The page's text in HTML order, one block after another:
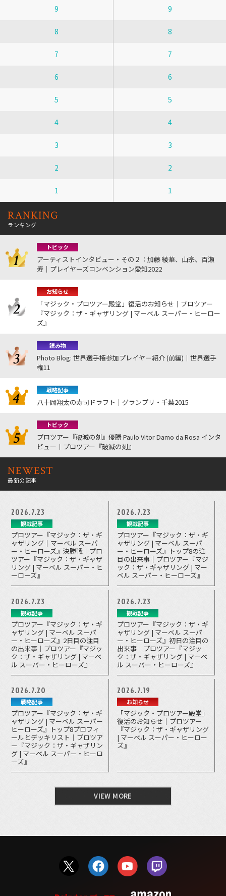
9 9
8 8
7 7
6 6
5 5
4 4
3 3
2 2
1 1
RANKING
ランキング
トピック
アーティストインタビュー・その２：加藤 綾華、山宗、百瀬
寿｜プレイヤーズコンベンション愛知2022
お知らせ
「マジック・プロツアー殿堂」復活のお知らせ｜プロツアー
『マジック：ザ・ギャザリング | マーベル スーパー・ヒーロー
ズ』
読み物
Photo Blog: 世界選手権参加プレイヤー紹介 (前編)｜世界選手
権11
戦略記事
八十岡翔太の寿司ドラフト｜グランプリ・千葉2015
トピック
プロツアー『破滅の刻』優勝 Paulo Vitor Damo da Rosa インタ
ビュー｜プロツアー『破滅の刻』
NEWEST
最新の記事
2026.7.23
観戦記事
プロツアー『マジック：ザ・ギ
ャザリング｜マーベル スーパ
ー・ヒーローズ』決勝戦｜プロ
ツアー『マジック：ザ・ギャザ
リング | マーベル スーパー・ヒ
ーローズ』
2026.7.23
観戦記事
プロツアー『マジック：ザ・ギ
ャザリング | マーベル スーパ
ー・ヒーローズ』トップ8の注
目の出来事｜プロツアー『マジ
ック：ザ・ギャザリング | マー
ベル スーパー・ヒーローズ』
2026.7.23
観戦記事
プロツアー『マジック：ザ・ギ
ャザリング | マーベル スーパ
ー・ヒーローズ』2日目の注目
の出来事｜プロツアー『マジッ
ク：ザ・ギャザリング | マーベ
ル スーパー・ヒーローズ』
2026.7.23
観戦記事
プロツアー『マジック：ザ・ギ
ャザリング | マーベル スーパ
ー・ヒーローズ』初日の注目の
出来事｜プロツアー『マジッ
ク：ザ・ギャザリング | マーベ
ル スーパー・ヒーローズ』
2026.7.20
戦略記事
プロツアー『マジック：ザ・ギ
ャザリング | マーベル スーパー
ヒーローズ』トップ8プロフィ
ールとデッキリスト｜プロツア
ー『マジック：ザ・ギャザリン
グ | マーベル スーパー・ヒーロ
ーズ』
2026.7.19
お知らせ
「マジック・プロツアー殿堂」
復活のお知らせ｜プロツアー
『マジック：ザ・ギャザリング
| マーベル スーパー・ヒーロー
ズ』
VIEW MORE